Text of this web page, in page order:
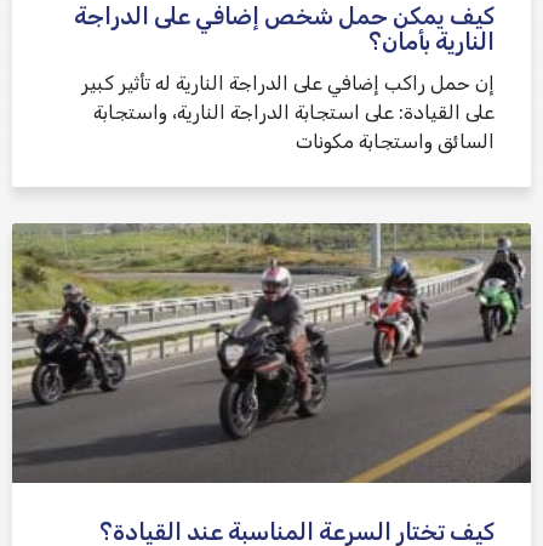
كيف يمكن حمل شخص إضافي على الدراجة
النارية بأمان؟
إن حمل راكب إضافي على الدراجة النارية له تأثير كبير
على القيادة: على استجابة الدراجة النارية، واستجابة
السائق واستجابة مكونات
كيف تختار السرعة المناسبة عند القيادة؟